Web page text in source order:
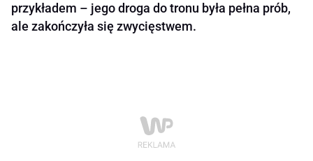
przykładem – jego droga do tronu była pełna prób,
ale zakończyła się zwycięstwem.